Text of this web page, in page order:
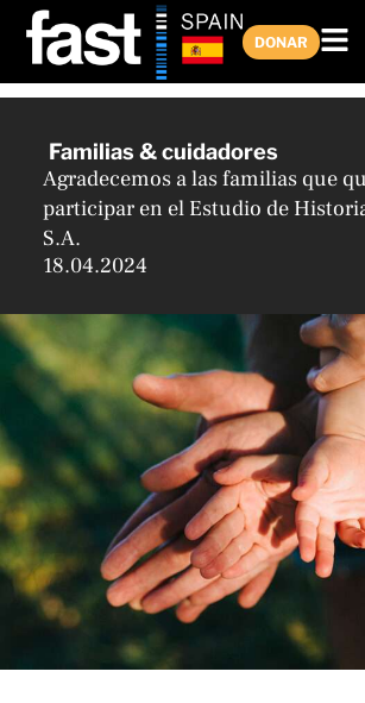
contenido
DONAR
Familias & cuidadores
Agradecemos a las familias que
participar en el Estudio de
S.A.
18.04.2024